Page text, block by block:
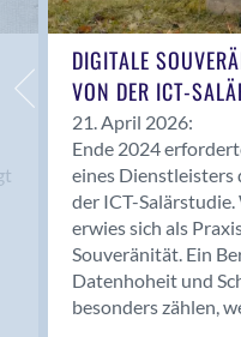
Balzers
Basel
Bassersdorf
Belp
Bendern
Benken (SG)
Bergdietikon
Berlin
Bern
Bern - Liebefeld
DIGITALE
VON DER ICT-
21. April 2026:
Ende 2024
eines
der ICT-
erwies sich als
Souveränität. Ein
Datenhoheit und
besonders zählen,